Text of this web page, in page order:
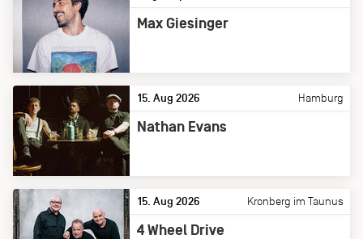
Max Giesinger
Hamburg
15. Aug 2026
Nathan Evans
Kronberg im Taunus
15. Aug 2026
4 Wheel Drive